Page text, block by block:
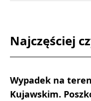
Najczęściej
Wypadek na
Kujawskim.